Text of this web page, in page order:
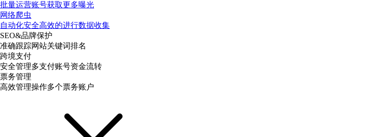
批量运营账号获取更多曝光
网络爬虫
自动化安全高效的进行数据收集
SEO&品牌保护
准确跟踪网站关键词排名
跨境支付
安全管理多支付账号资金流转
票务管理
高效管理操作多个票务账户